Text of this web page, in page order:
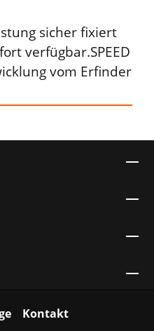
sicher fixiert
verfügbar.SPEED
vom Erfinder
Kontakt